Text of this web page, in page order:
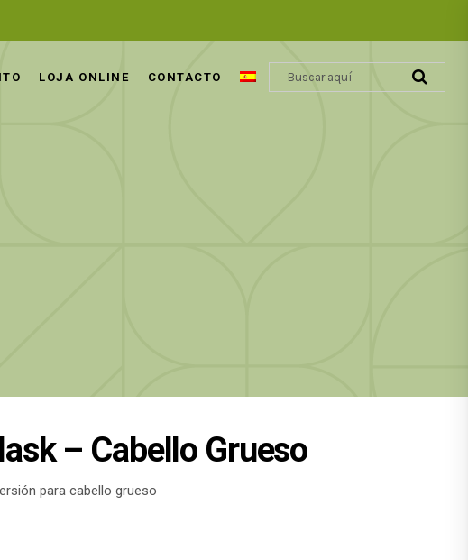
LOJA ONLINE CONTACTO
– Cabello Grueso
para cabello grueso